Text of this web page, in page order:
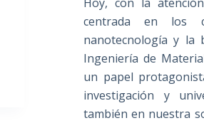
centrada en los
nanotecnología y la
Ingeniería de
un papel
investigación y
también en nuestra